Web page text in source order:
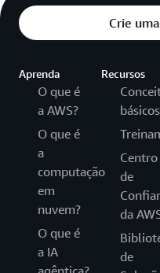
Crie
Aprenda
O que é
a AWS?
O que é
a
computação
em
nuvem?
O que é
a IA
Recursos
básicos
Centro
de
da
de